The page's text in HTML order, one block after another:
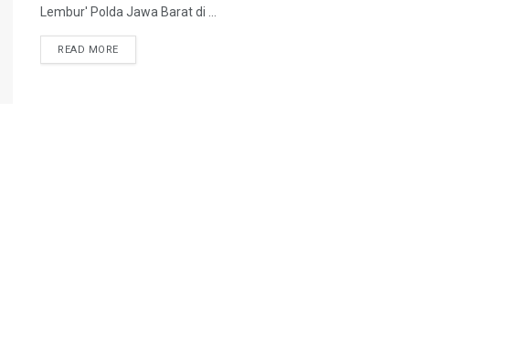
Lembur' Polda Jawa Barat di ...
READ MOREDETAILS